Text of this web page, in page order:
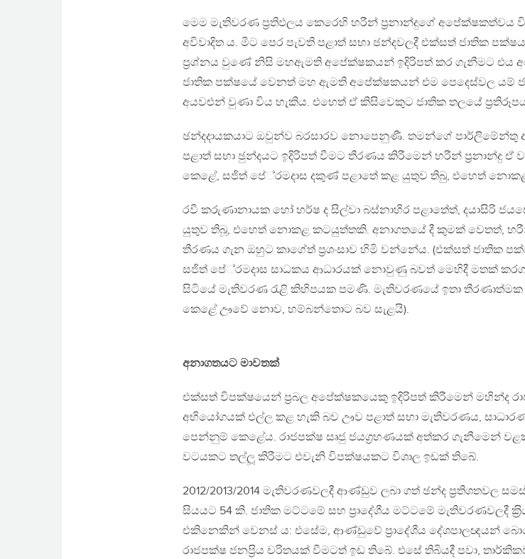
මෙම මැතිවරණ ප‍්‍රතිඵලය කෙරෙහි හරීන් ප‍්‍රනාන්දුගේ අපේක්ෂකත්වය
අවිවාදිත ය. මීට පෙර පැවති පළාත් සභා ඡන්දවලදී එක්සත් ජාතික
ප‍්‍රශ්නය වුණේ නිසි මහඇමති අපේක්ෂකයන් ඉදිරිපත් කර ගැනීමට එය
ජාතික පක්ෂයේ වෙනත් මහ ඇමති අපේක්ෂකයන් එම පෙදෙස්වල යම්
අයවළුන් වුණා විය හැකිය. එහෙත් ඒ කිසිවෙකුට ජාතික තලයේ
ඡන්දදායකයාට ඔවුන්ව බරසාරව නොපෙනුණී. තමන්ගේ
පළාත් සභා ඡුන්දයට ඉදිරිපත් වීමට තීරණය කිරීමෙන් හරීන් ප‍්‍රනාන්දු ඒ
කෙළේ, සජිත් පේ‍්‍රමදාස දකුණ් පළාතේ කළ යුතුව තිබු, එහෙත්
රවී කරුණානායක හෝ හර්ෂ ද සිල්වා බස්නාහිර පළාතේත්, දයාසිරි
යුතුව තිබූ, එහෙත් නොකළ කටයුත්තකි. අනාගතයේ දී කුමක් වෙතත්,
තීරණය ගැන ඔහුට කාගේත් ප‍්‍රශංසාව හිමි වන්නේය. (එක්සත් ජාතික
සජිත් පේ‍්‍රමදාස සාධකය ආධාරයක් නොවුණු බවත් මෙහිදී මතක්
සිටියේ මැතිවරණ රැළි කිහිපයක පමණි. මැතිවරණයේ ඉතා
කෙළේ ඌවේ නොව, හම්බන්තොට බව සැළයි).
අනාගතයට මාවතක්
එක්සත් විපක්ෂයෙන් ප‍්‍රබල අපේක්ෂකයෙකු ඉදිරිපත් කිරීමෙන් මහින්ද
අභියෝගයක් එල්ල කළ හැකි බව ඌව පළාත් සභා මැතිවරණය,
පෙන්නුම් කෙළේය. රාජපක්ෂ සෘජු ජයග‍්‍රහණයක් අත්කර ගැනීමෙන්
වටයකට තල්ලූ කිරීමට එවැනි විපක්ෂයකට විශාල ඉඩක් තිබේ.
2012/2013/2014 මැතිවරණවලදී ආණ්ඩුව ලබා ගත් ඡන්ද ප‍්‍රතිශතවල
සියයට 54 කි. ජාතික මට්ටමේ සහ ප‍්‍රාදේශීය මට්ටමේ මැතිවරණවලදී
එකිනෙකින් වෙනස් ය: එසේම, ආණ්ඩුවේ ප‍්‍රාදේශීය දේශපාලඥයන්
රාජපක්ෂ ජනප‍්‍රිය චරිතයක් වීමටත් ඉඩ තිබේ. එසේ තිබියදී පවා,